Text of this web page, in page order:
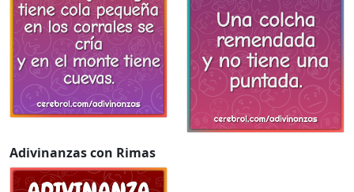
Adivinanzas con Rimas